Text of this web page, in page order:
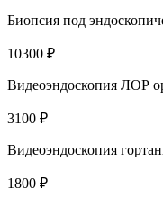
Биопсия под
10300 ₽
Видеоэндоскопия ЛОР
3100 ₽
Видеоэндоскопия
1800 ₽